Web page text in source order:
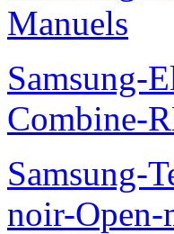
Manuels
Samsung-
Combine-
Samsung-
noir-Open-